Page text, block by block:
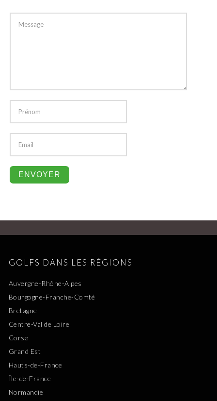
GOLFS DANS LES RÉGIONS
Auvergne-Rhône-Alpes
Bourgogne-Franche-Comté
Bretagne
Centre-Val de Loire
Corse
Grand Est
Hauts-de-France
Île-de-France
Normandie